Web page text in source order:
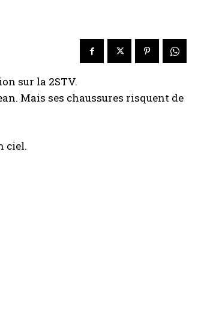
sur la 2STV.
Mais ses chaussures risquent de
ciel.